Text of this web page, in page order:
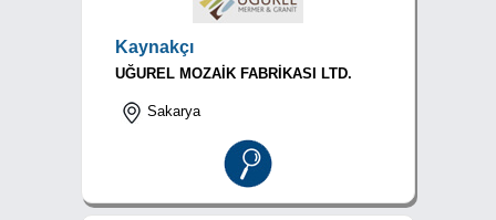
Kaynakçı
UĞUREL MOZAİK FABRİKASI LTD.
Sakarya